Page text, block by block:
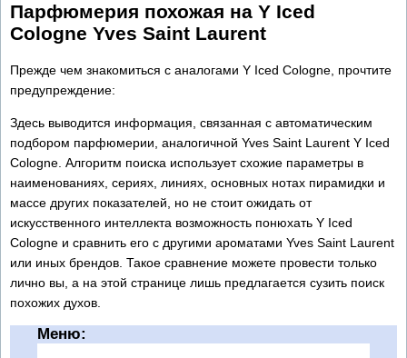
Парфюмерия похожая на Y Iced
Cologne Yves Saint Laurent
Прежде чем знакомиться с аналогами Y Iced Cologne, прочтите
предупреждение:
Здесь выводится информация, связанная с автоматическим
подбором парфюмерии, аналогичной Yves Saint Laurent Y Iced
Cologne. Алгоритм поиска использует схожие параметры в
наименованиях, сериях, линиях, основных нотах пирамидки и
массе других показателей, но не стоит ожидать от
искусственного интеллекта возможность понюхать Y Iced
Cologne и сравнить его с другими ароматами Yves Saint Laurent
или иных брендов. Такое сравнение можете провести только
лично вы, а на этой странице лишь предлагается сузить поиск
похожих духов.
Меню: